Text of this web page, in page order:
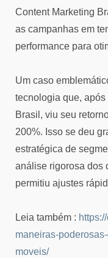
Content Marketing
as campanhas em
performance para
Um caso
tecnologia que,
Brasil, viu seu
200%. Isso se deu
estratégica de
análise rigorosa dos
permitiu ajustes
Leia também :
maneiras-
moveis/